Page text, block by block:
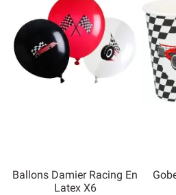
Ballons Damier Racing En
Latex X6